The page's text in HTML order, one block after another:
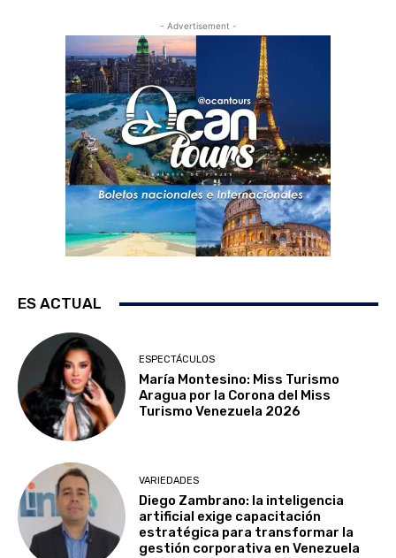
- Advertisement -
ES ACTUAL
ESPECTÁCULOS
María Montesino: Miss Turismo
Aragua por la Corona del Miss
Turismo Venezuela 2026
VARIEDADES
Diego Zambrano: la inteligencia
artificial exige capacitación
estratégica para transformar la
gestión corporativa en Venezuela